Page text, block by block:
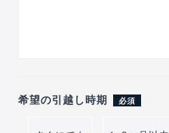
希望の引越し時期 必須